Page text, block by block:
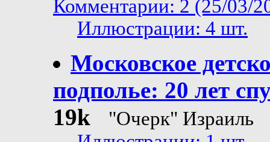
Комментарии: 2 (25/03/
Иллюстрации: 4 шт.
Московское
подполье: 20 лет
19k
"Очерк" Израиль